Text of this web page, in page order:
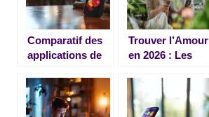
Comparatif des
applications de
Adopteunmec,
Badoo, et Happn
Trouver l’Amour
en 2026 : Les
Applications à
Explorer